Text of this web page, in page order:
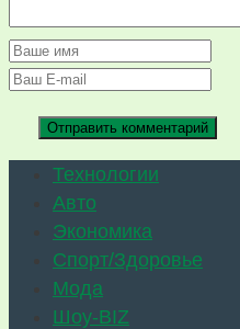
Технологии
Авто
Экономика
Спорт/Здоровье
Мода
Шоу-BIZ